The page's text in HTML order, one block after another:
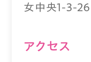
女中央1-3-26
アクセス